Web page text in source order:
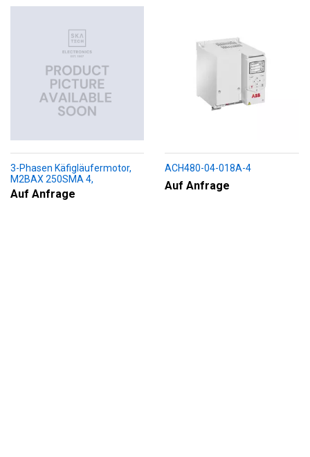
3-Phasen Käfigläufermotor,
M2BAX 250SMA 4,
+188+230+451+009
Auf Anfrage
ACH480-04-018A-4
Auf Anfrage